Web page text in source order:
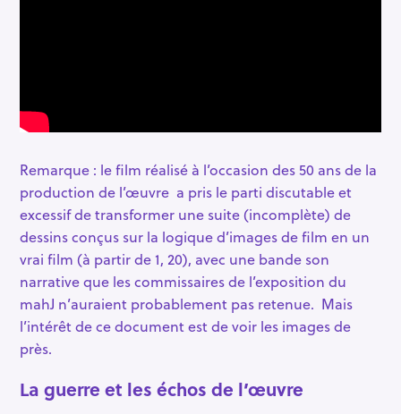
Remarque : le film réalisé à l’occasion des 50 ans de la
production de l’œuvre a pris le parti discutable et
excessif de transformer une suite (incomplète) de
dessins conçus sur la logique d’images de film en un
vrai film (à partir de 1, 20), avec une bande son
narrative que les commissaires de l’exposition du
mahJ n’auraient probablement pas retenue. Mais
l’intérêt de ce document est de voir les images de
près.
La guerre et les échos de l’œuvre